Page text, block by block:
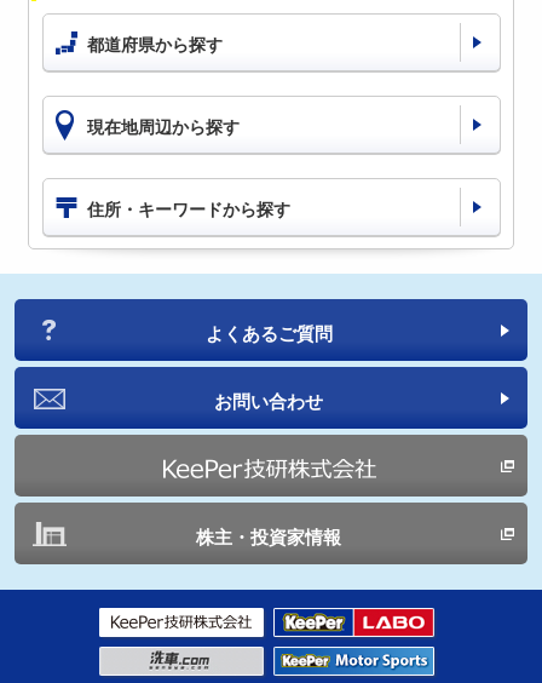
都道府県から探す
現在地周辺から探す
住所・キーワードから探す
よくあるご質問
お問い合わせ
株主・投資家情報